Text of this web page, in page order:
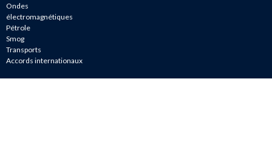
Ondes
électromagnétiques
Pétrole
Smog
Transports
Accords internationaux